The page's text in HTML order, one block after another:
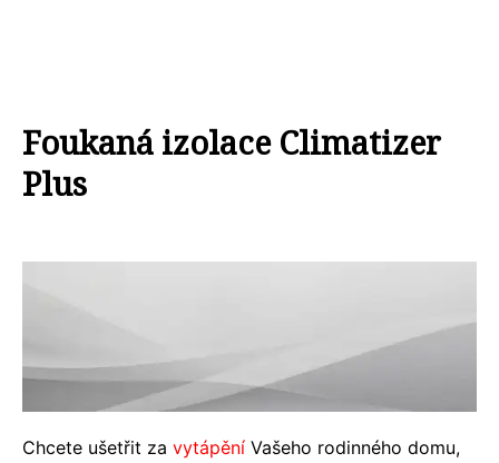
Foukaná izolace Climatizer
Plus
Chcete ušetřit za vytápění Vašeho rodinného domu,